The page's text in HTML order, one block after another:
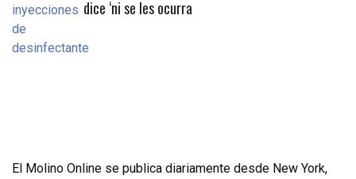
dice ‘ni se les ocurra
El Molino Online se publica diariamente desde New York,